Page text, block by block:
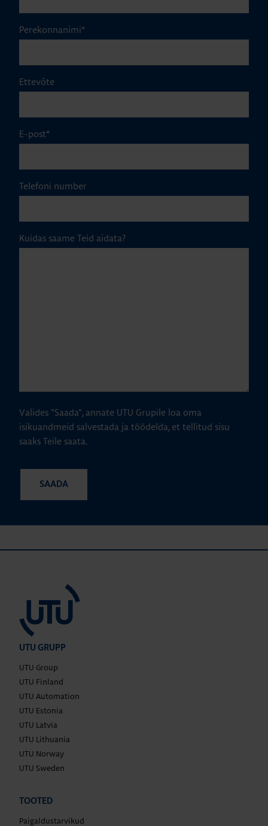
Perekonnanimi*
Ettevõte
E-post*
Telefoni number
Kuidas saame Teid aidata?
Valides "Saada", annate UTU Grupile loa oma
isikuandmeid salvestada ja töödelda, et tellitud sisu
saaks Teile saata.
UTU GRUPP
UTU Group
UTU Finland
UTU Automation
UTU Estonia
UTU Latvia
UTU Lithuania
UTU Norway
UTU Sweden
TOOTED
Paigaldustarvikud